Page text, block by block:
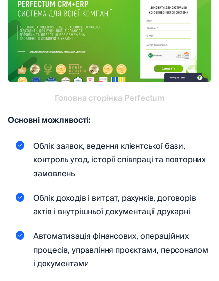
Головна сторінка Perfectum
Основні можливості:
Облік заявок, ведення клієнтської бази,
контроль угод, історії співпраці та повторних
замовлень
Облік доходів і витрат, рахунків, договорів,
актів і внутрішньої документації друкарні
Автоматизація фінансових, операційних
процесів, управління проєктами, персоналом
і документами